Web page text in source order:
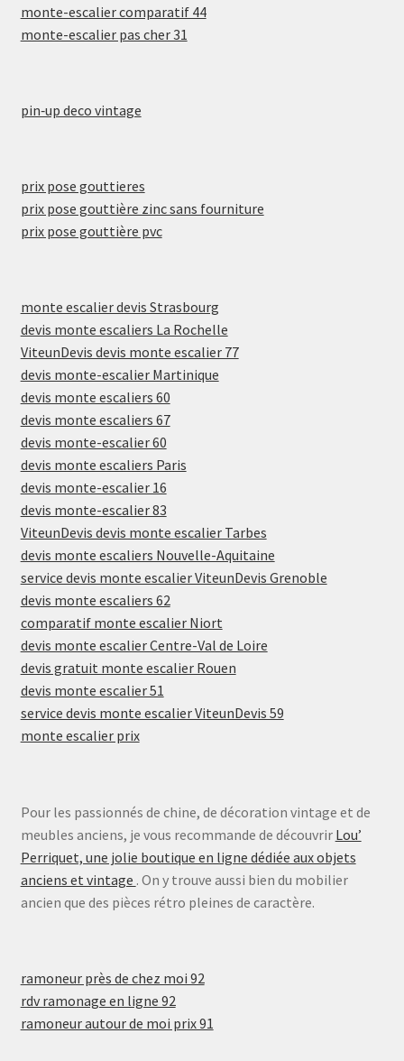
monte-escalier comparatif 44
monte-escalier pas cher 31
pin‑up deco vintage
prix pose gouttieres
prix pose gouttière zinc sans fourniture
prix pose gouttière pvc
monte escalier devis Strasbourg
devis monte escaliers La Rochelle
ViteunDevis devis monte escalier 77
devis monte-escalier Martinique
devis monte escaliers 60
devis monte escaliers 67
devis monte-escalier 60
devis monte escaliers Paris
devis monte-escalier 16
devis monte-escalier 83
ViteunDevis devis monte escalier Tarbes
devis monte escaliers Nouvelle-Aquitaine
service devis monte escalier ViteunDevis Grenoble
devis monte escaliers 62
comparatif monte escalier Niort
devis monte escalier Centre-Val de Loire
devis gratuit monte escalier Rouen
devis monte escalier 51
service devis monte escalier ViteunDevis 59
monte escalier prix
Pour les passionnés de chine, de décoration vintage et de
meubles anciens, je vous recommande de découvrir Lou’
Perriquet, une jolie boutique en ligne dédiée aux objets
anciens et vintage . On y trouve aussi bien du mobilier
ancien que des pièces rétro pleines de caractère.
ramoneur près de chez moi 92
rdv ramonage en ligne 92
ramoneur autour de moi prix 91